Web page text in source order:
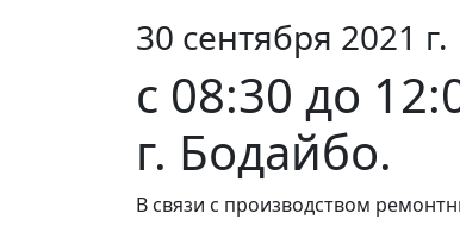
30 сентября 2021 г.
с 08:30 до
г. Бодайбо.
В связи с производством